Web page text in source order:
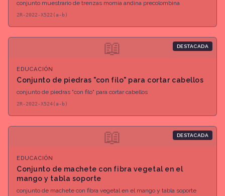
conjunto muestrario de trenzas momia andina precolombina
2R-2022-X522(a-b)
📖 DESTACADA
EDUCACIÓN
Conjunto de piedras "con filo" para cortar cabellos
conjunto de piedras "con filo" para cortar cabellos
2R-2022-X524(a-b)
📖 DESTACADA
EDUCACIÓN
Conjunto de machete con fibra vegetal en el
mango y tabla soporte
conjunto de machete con fibra vegetal en el mango y tabla soporte